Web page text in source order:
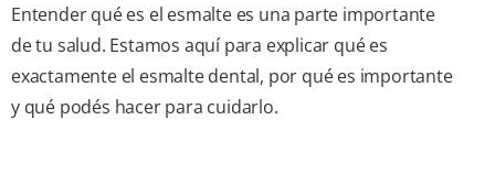
SUSCRIBITE
Entender qué es el esmalte es una parte importante
de tu salud. Estamos aquí para explicar qué es
exactamente el esmalte dental, por qué es importante
y qué podés hacer para cuidarlo.